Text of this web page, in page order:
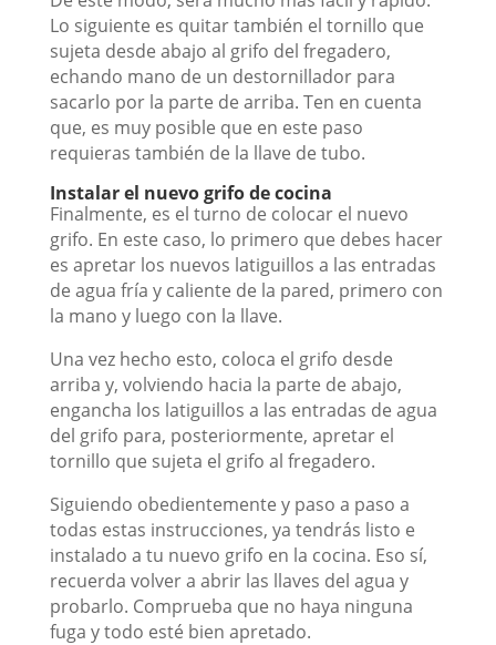
Lo siguiente es quitar también el tornillo que
sujeta desde abajo al grifo del fregadero,
echando mano de un destornillador para
sacarlo por la parte de arriba. Ten en cuenta
que, es muy posible que en este paso
requieras también de la llave de tubo.
Instalar el nuevo grifo de cocina
Finalmente, es el turno de colocar el nuevo
grifo. En este caso, lo primero que debes hacer
es apretar los nuevos latiguillos a las entradas
de agua fría y caliente de la pared, primero con
la mano y luego con la llave.
Una vez hecho esto, coloca el grifo desde
arriba y, volviendo hacia la parte de abajo,
engancha los latiguillos a las entradas de agua
del grifo para, posteriormente, apretar el
tornillo que sujeta el grifo al fregadero.
Siguiendo obedientemente y paso a paso a
todas estas instrucciones, ya tendrás listo e
instalado a tu nuevo grifo en la cocina. Eso sí,
recuerda volver a abrir las llaves del agua y
probarlo. Comprueba que no haya ninguna
fuga y todo esté bien apretado.